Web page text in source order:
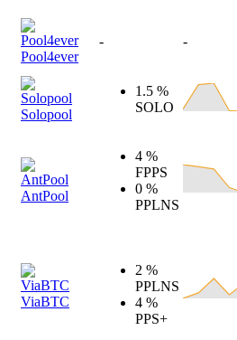
Pool4ever
- -
Solopool
1.5 %
SOLO
AntPool
4 %
FPPS
0 %
PPLNS
ViaBTC
2 %
PPLNS
4 %
PPS+